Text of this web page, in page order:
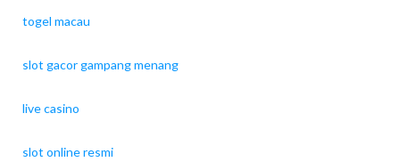
togel macau
slot gacor gampang menang
live casino
slot online resmi